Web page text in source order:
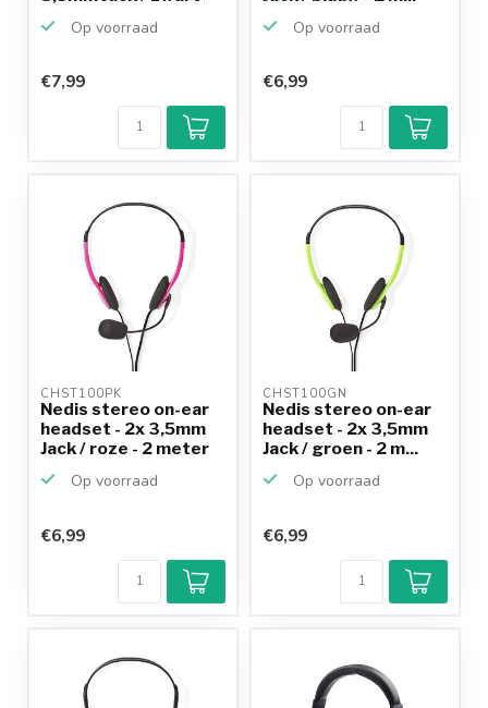
Op voorraad
€7,99
Op voorraad
€6,99
CHST100PK
Nedis stereo on-ear
headset - 2x 3,5mm
Jack / roze - 2 meter
Op voorraad
€6,99
CHST100GN
Nedis stereo on-ear
headset - 2x 3,5mm
Jack / groen - 2 m...
Op voorraad
€6,99